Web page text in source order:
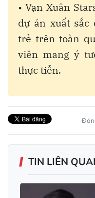
• Vạn Xuân
dự án xuất sắc
trẻ trên toàn
viên mang ý
thực tiễn.
TIN LIÊN